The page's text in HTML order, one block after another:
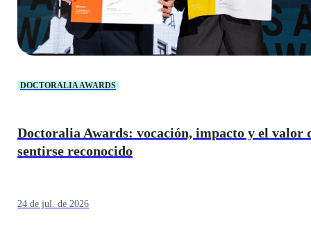
DOCTORALIA AWARDS
Doctoralia Awards: vocación, impacto y el valor
sentirse reconocido
24 de jul. de 2026